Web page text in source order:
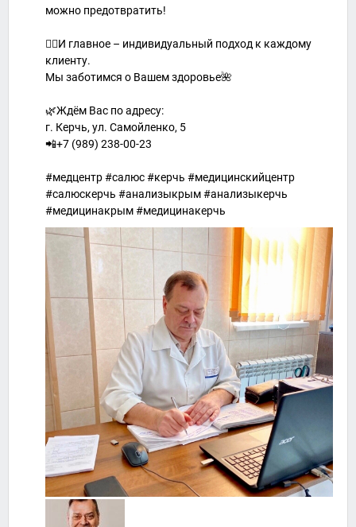
можно предотвратить!
👉🏻И главное – индивидуальный подход к каждому
клиенту.
Мы заботимся о Вашем здоровье🌺
🌿Ждём Вас по адресу:
г. Керчь, ул. Самойленко, 5
📲+7 (989) 238-00-23
#медцентр #салюс #керчь #медицинскийцентр
#салюскерчь #анализыкрым #анализыкерчь
#медицинакрым #медицинакерчь